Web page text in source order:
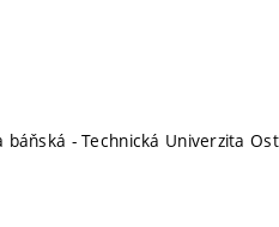
báňská - Technická Univerzita